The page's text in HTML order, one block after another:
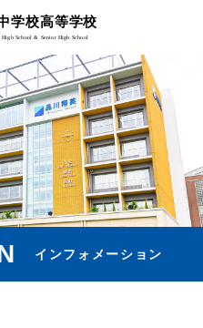
学校高等学校
High School & Senior High School
インフォメーション